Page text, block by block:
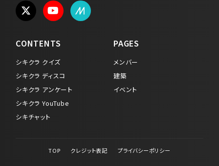
CONTENTS
シキクラ クイズ
シキクラ ディスコ
シキクラ アンケート
シキクラ YouTube
シキチャット
PAGES
メンバー
建築
イベント
TOP クレジット表記 プライバシーポリシー